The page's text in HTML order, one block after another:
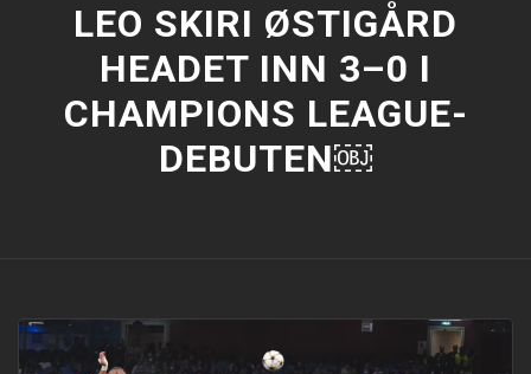
LEO SKIRI ØSTIGÅRD
HEADET INN 3–0 I
CHAMPIONS LEAGUE-
DEBUTEN￼